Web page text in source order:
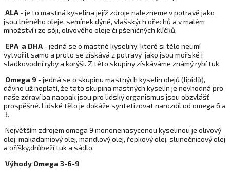
ALA - je to mastná kyselina jejíž zdroje nalezneme v potravě jako
jsou lněného oleje, semínek dýně, vlašských ořechů a v malém
množství i ze sóji, olivového oleje či pšeničných klíčků.
EPA a DHA - jedná se o mastné kyseliny, které si tělo neumí
vytvořit samo a proto se získává z potravy jako jsou mořské i
sladkovodní ryby a korýši. Z této skupiny získáváme známý rybí tuk.
Omega 9 - jedná se o skupinu mastných kyselin olejů (lipidů),
dávno už neplatí, že tato skupina mastných kyselin je nevhodná pro
naše zdraví ba naopak jsou pro lidský organismus jsou obzvlášť
prospěšné. Lidské tělo je dokáže syntetizovat narozdíl od omega 6 a
3.
Největším zdrojem omega 9 mononenasycenou kyselinou je olivový
olej, makadamiový olej, mandlový olej, řepkový olej, slunečnicový olej
a oříšky,drůbeží tuk a sádlo.
Výhody Omega 3-6-9